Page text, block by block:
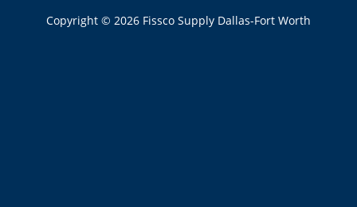
Copyright © 2026 Fissco Supply Dallas-Fort Worth